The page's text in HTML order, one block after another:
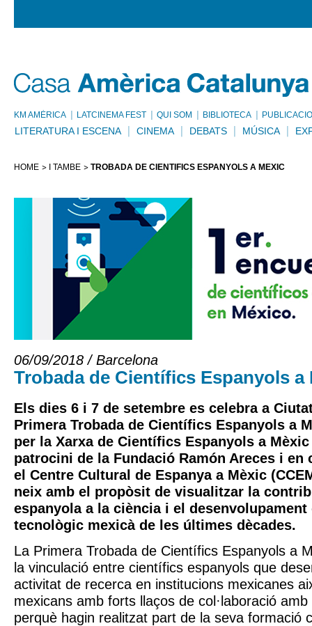
KM AMÈRICA LATCINEMA FEST QUI SOM BIBLIOTECA
LITERATURA I ESCENA CINEMA DEBATS MÚSICA
HOME I TAMBÉ TROBADA DE CIENTÍFICS ESPANYOLS A MÈXIC
06/09/2018 / Barcelona
Trobada de Científics Espanyols a
Els dies 6 i 7 de setembre es celebra a
Primera Trobada de Científics Espanyols a
per la Xarxa de Científics Espanyols a Mèxic
patrocini de la Fundació Ramón Areces i en
el Centre Cultural de Espanya a Mèxic
neix amb el propòsit de visualitzar la
espanyola a la ciència i el
tecnològic mexicà de les últimes dècades.
La Primera Trobada de Científics Espanyols a
la vinculació entre científics espanyols que
activitat de recerca en institucions mexicanes
mexicans amb forts llaços de col·laboració
perquè hagin realitzat part de la seva formació